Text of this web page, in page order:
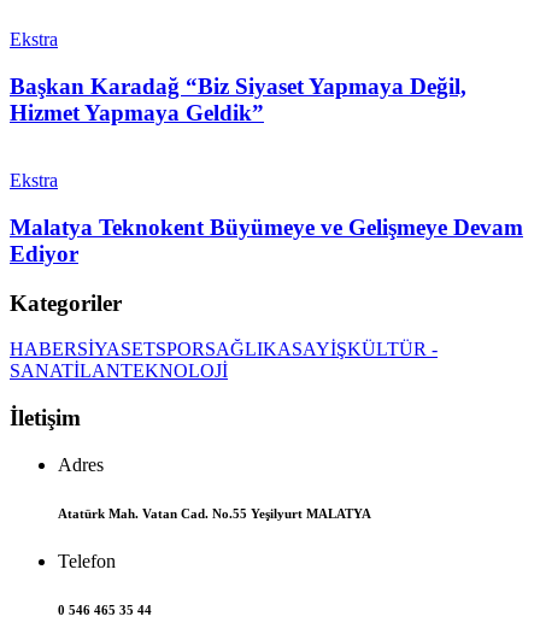
Ekstra
Başkan Karadağ “Biz Siyaset Yapmaya Değil,
Hizmet Yapmaya Geldik”
Ekstra
Malatya Teknokent Büyümeye ve Gelişmeye Devam
Ediyor
Kategoriler
HABERSİYASETSPORSAĞLIKASAYİŞKÜLTÜR -
SANATİLANTEKNOLOJİ
İletişim
Adres
Atatürk Mah. Vatan Cad. No.55 Yeşilyurt MALATYA
Telefon
0 546 465 35 44